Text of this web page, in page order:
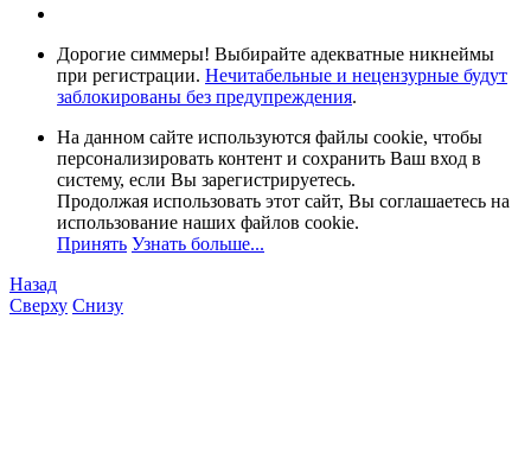
Дорогие симмеры! Выбирайте адекватные никнеймы
при регистрации. Нечитабельные и нецензурные будут
заблокированы без предупреждения.
На данном сайте используются файлы cookie, чтобы
персонализировать контент и сохранить Ваш вход в
систему, если Вы зарегистрируетесь.
Продолжая использовать этот сайт, Вы соглашаетесь на
использование наших файлов cookie.
Принять Узнать больше...
Назад
Сверху Снизу